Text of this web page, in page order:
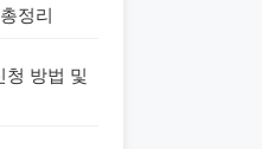
정리
청 방법 및